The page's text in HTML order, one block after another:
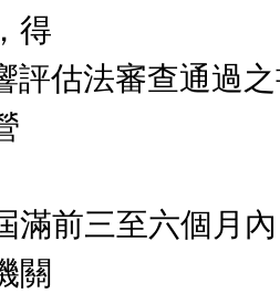
得
滿前三至六個月
關